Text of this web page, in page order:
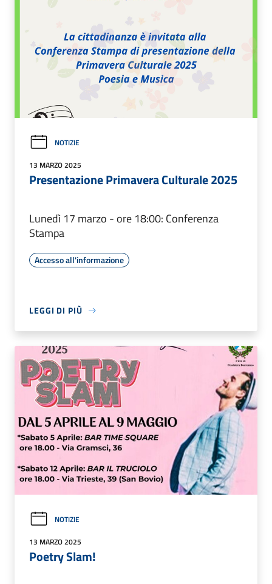
NOTIZIE
13 MARZO 2025
Presentazione Primavera Culturale 2025
Lunedì 17 marzo - ore 18:00: Conferenza
Stampa
Accesso all'informazione
LEGGI DI PIÙ
NOTIZIE
13 MARZO 2025
Poetry Slam!